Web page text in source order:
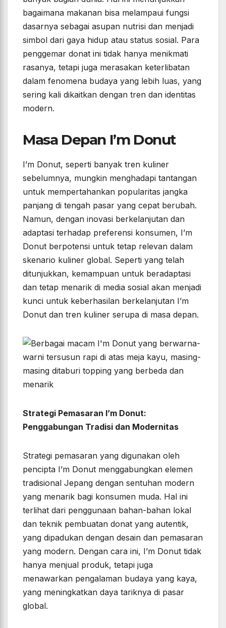
bagaimana makanan bisa melampaui fungsi
dasarnya sebagai asupan nutrisi dan menjadi
simbol dari gaya hidup atau status sosial. Para
penggemar donat ini tidak hanya menikmati
rasanya, tetapi juga merasakan keterlibatan
dalam fenomena budaya yang lebih luas, yang
sering kali dikaitkan dengan tren dan identitas
modern.
Masa Depan I’m Donut
I’m Donut, seperti banyak tren kuliner
sebelumnya, mungkin menghadapi tantangan
untuk mempertahankan popularitas jangka
panjang di tengah pasar yang cepat berubah.
Namun, dengan inovasi berkelanjutan dan
adaptasi terhadap preferensi konsumen, I’m
Donut berpotensi untuk tetap relevan dalam
skenario kuliner global. Seperti yang telah
ditunjukkan, kemampuan untuk beradaptasi
dan tetap menarik di media sosial akan menjadi
kunci untuk keberhasilan berkelanjutan I’m
Donut dan tren kuliner serupa di masa depan.
Strategi Pemasaran I’m Donut:
Penggabungan Tradisi dan Modernitas
Strategi pemasaran yang digunakan oleh
pencipta I’m Donut menggabungkan elemen
tradisional Jepang dengan sentuhan modern
yang menarik bagi konsumen muda. Hal ini
terlihat dari penggunaan bahan-bahan lokal
dan teknik pembuatan donat yang autentik,
yang dipadukan dengan desain dan pemasaran
yang modern. Dengan cara ini, I’m Donut tidak
hanya menjual produk, tetapi juga
menawarkan pengalaman budaya yang kaya,
yang meningkatkan daya tariknya di pasar
global.